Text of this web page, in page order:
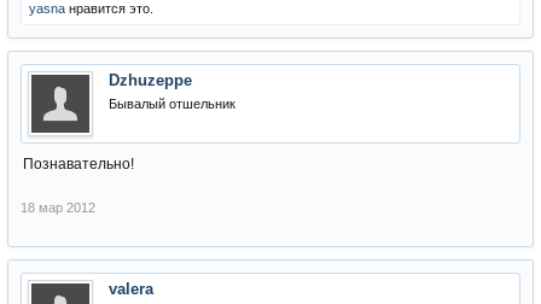
yasna нравится это.
Dzhuzeppe
Бывалый отшельник
Познавательно!
18 мар 2012
valera